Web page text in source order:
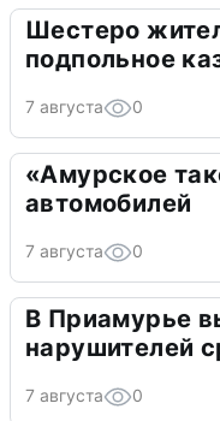
Шестеро
подпольное
7 августа 0
«Амурское
автомобилей
7 августа 0
В Приамурье
нарушителей
7 августа 0